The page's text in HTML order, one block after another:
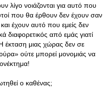
νοιάζονται για αυτό που
που θα έρθουν δεν έχουν σαν
έχουν αυτό που εμείς δεν
διαφορετικός από εμάς γιατί
έκταση μιας χώρας δεν σε
ούτε μπορεί μονομιάς να
ο καθένας;